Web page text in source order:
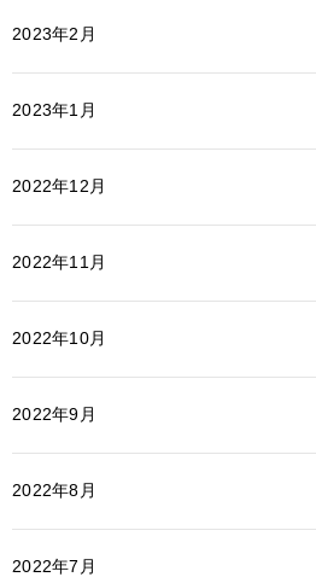
2023年2月
2023年1月
2022年12月
2022年11月
2022年10月
2022年9月
2022年8月
2022年7月